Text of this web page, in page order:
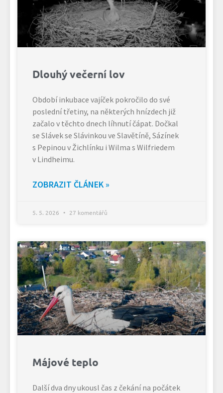
Dlouhý večerní lov
Období inkubace vajíček pokročilo do své
poslední třetiny, na některých hnízdech již
začalo v těchto dnech líhnutí čápat. Dočkal
se Slávek se Slávinkou ve Slavětíně, Sázínek
s Pepinou v Žichlínku i Wilma s Wilfriedem
v Lindheimu.
ZOBRAZIT ČLÁNEK »
5. 5. 2026 27 komentářů
Májové teplo
Další dva dny ukousl čas z čekání na počátek